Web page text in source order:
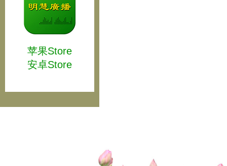
苹果Store
安卓Store